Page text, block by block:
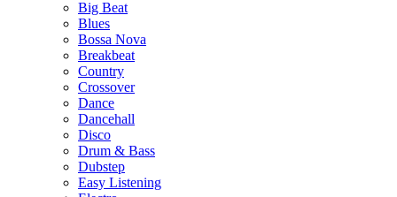
Big Beat
Blues
Bossa Nova
Breakbeat
Country
Crossover
Dance
Dancehall
Disco
Drum & Bass
Dubstep
Easy Listening